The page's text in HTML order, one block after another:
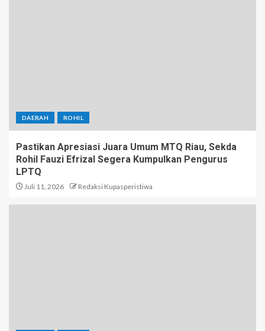
DAERAH ROHIL
Pastikan Apresiasi Juara Umum MTQ Riau, Sekda
Rohil Fauzi Efrizal Segera Kumpulkan Pengurus
LPTQ
Juli 11, 2026 Redaksi Kupasperistiwa